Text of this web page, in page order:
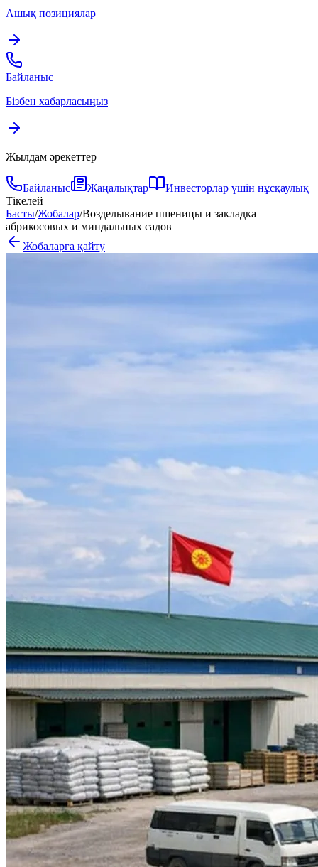
Ашық позициялар
Байланыс
Бізбен хабарласыңыз
Жылдам әрекеттер
Байланыс Жаңалықтар
Инвесторлар үшін нұсқаулық
Тікелей
Басты/Жобалар/Возделывание пшеницы и закладка
абрикосовых и миндальных садов
Жобаларға қайту